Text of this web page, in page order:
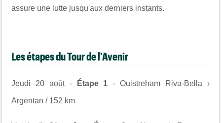
assure une lutte jusqu'aux derniers instants.
Les étapes du Tour de l'Avenir
Jeudi 20 août - Étape 1- Ouistreham Riva-Bella ›
Argentan / 152 km